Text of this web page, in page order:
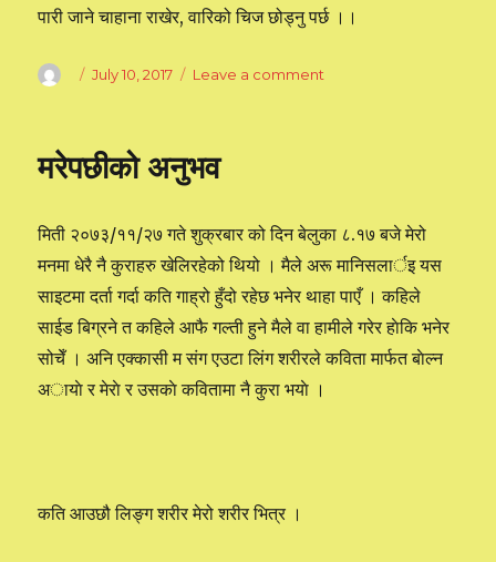
पारी जाने चाहाना राखेर, वारिको चिज छोड्नु पर्छ ।।
Author
Posted
July 10, 2017 Leave a comment
मरेपछीको अनुभव
मिती २०७३/११/२७ गते शुक्रबार को दिन बेलुका ८.१७ बजे मेरो
मनमा धेरै नै कुराहरु खेलिरहेको थियो । मैले अरू मानिसलार्इ यस
साइटमा दर्ता गर्दा कति गाह्रो हुँदो रहेछ भनेर थाहा पाएँ । कहिले
साईड बिग्रने त कहिले आफै गल्ती हुने मैले वा हामीले गरेर हाेकि भनेर
सोचेँ । अनि एक्कासी म संग एउटा लिंग शरीरले कविता मार्फत बाेल्न
अायाे र मेराे र उसकाे कवितामा नै कुरा भयाे ।
कति आउछौ लिङ्ग शरीर मेरो शरीर भित्र ।